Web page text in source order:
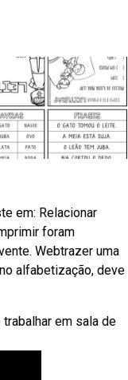
em: Relacionar
foram
Webtrazer uma
alfabetização, deve
em sala de